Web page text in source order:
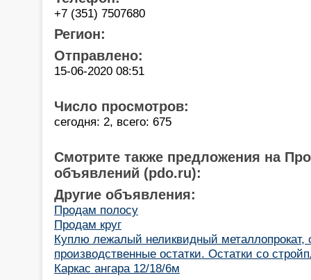
+7 (351) 7507680
Регион:
Отправлено:
15-06-2020 08:51
Число просмотров:
сегодня: 2, всего: 675
Смотрите также предложения на
объявлений (pdo.ru):
Другие объявления:
Продам полосу
Продам круг
Куплю лежалый неликвидный металлопрокат,
производственные остатки. Остатки со
Каркас ангара 12/18/6м